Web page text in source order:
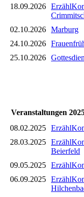
18.09.2026
02.10.2026 Marburg
24.10.2026
25.10.2026
Veranstaltungen
08.02.2025
28.03.2025
Beierfeld
09.05.2025
06.09.2025